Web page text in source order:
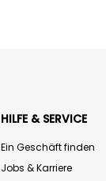
HILFE & SERVICE
Ein Geschäft finden
Jobs & Karriere